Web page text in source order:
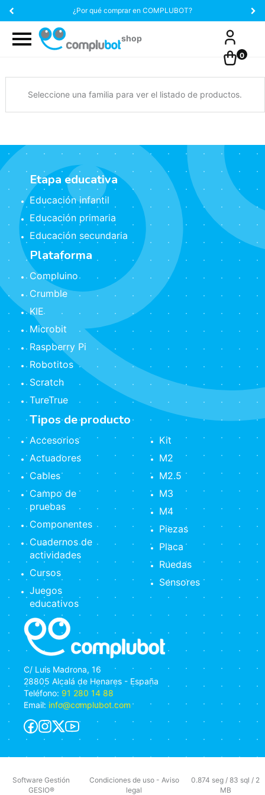
¿Por qué comprar en COMPLUBOT?
0
Seleccione una familia para ver el listado de productos.
C/ Luis Madrona, 16
28805 Alcalá de Henares - España
Teléfono: 91 280 14 88
Email: info@complubot.com
Etapa educativa
Educación infantil
Educación primaria
Educación secundaria
Plataforma
Compluino
Crumble
KIE
Microbit
Raspberry Pi
Robotitos
Scratch
TureTrue
Tipos de producto
Accesorios
Actuadores
Cables
Campo de
pruebas
Componentes
Cuadernos de
actividades
Cursos
Juegos
educativos
Kit
M2
M2.5
M3
M4
Piezas
Placa
Ruedas
Sensores
Software Gestión
GESIO®
Condiciones de uso- Aviso
legal
0.874 seg / 83 sql / 2
MB